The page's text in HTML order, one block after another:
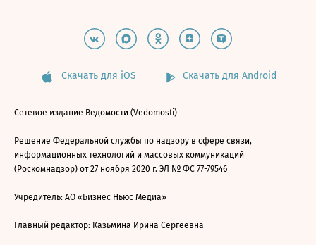
Скачать для iOS Скачать для Android
Сетевое издание Ведомости (Vedomosti)
Решение Федеральной службы по надзору в сфере связи,
информационных технологий и массовых коммуникаций
(Роскомнадзор) от 27 ноября 2020 г. ЭЛ № ФС 77-79546
Учредитель: АО «Бизнес Ньюс Медиа»
Главный редактор: Казьмина Ирина Сергеевна